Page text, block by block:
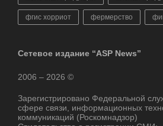
фгис хорриот фермерство
Сетевое издание “ASP News”
2006 – 2026 ©
Зарегистрировано Федеральной
сфере связи, информационных
коммуникаций (Роскомнадзор)